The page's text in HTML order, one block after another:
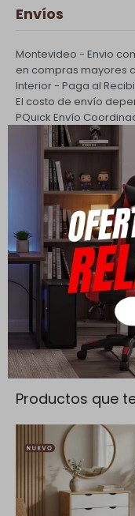
Envíos
Montevideo - Envio
en compras mayores
Interior - Paga al
El costo de envío
PQuick Envío
mayores a $ 30.000 |
Cambios y
Todas las compras
su cambio.
Ver mas
Medios de pago
Productos que